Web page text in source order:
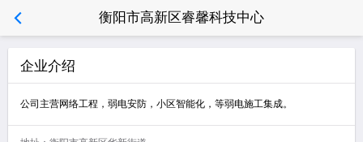
衡阳市高新区睿馨科技中心
企业介绍
公司主营网络工程，弱电安防，小区智能化，等弱电施工集成。